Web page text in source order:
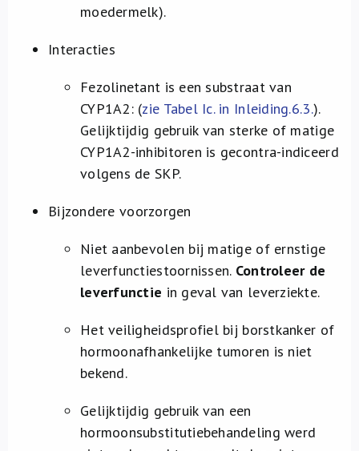
moedermelk).
Interacties
Fezolinetant is een substraat van
CYP1A2: (zie Tabel Ic. in Inleiding.6.3.).
Gelijktijdig gebruik van sterke of matige
CYP1A2-inhibitoren is gecontra-indiceerd
volgens de SKP.
Bijzondere voorzorgen
Niet aanbevolen bij matige of ernstige
leverfunctiestoornissen. Controleer de
leverfunctie in geval van leverziekte.
Het veiligheidsprofiel bij borstkanker of
hormoonafhankelijke tumoren is niet
bekend.
Gelijktijdig gebruik van een
hormoonsubstitutiebehandeling werd